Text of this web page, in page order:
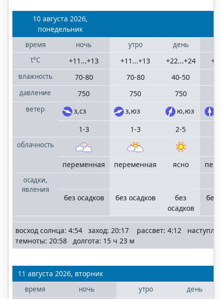
10 августа 2026,
понедельник
время
t°C
влажность
давление
ветер
облачность
осадки,
явления
ночь
+11...+13
70-80
750
з,сз
1-3
переменная
без осадков
утро
+11...+13
70-80
750
з,юз
1-3
переменная
без осадков
день
+22...+24
40-50
750
ю,юз
2-5
ясно
без
осадков
без
восход солнца: 4:54 заход: 20:17 рассвет: 4:12
темноты: 20:58 долгота: 15 ч 23 м
11 августа 2026, вторник
время
ночь утро день
область
Сочи
населенные
пункты
Большого Сочи
"MoskvaMeteo.ru"
—
2025
terrameteo.ru
конфиденциальности